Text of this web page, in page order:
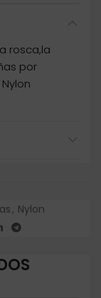
rosca,la
por
, Nylon